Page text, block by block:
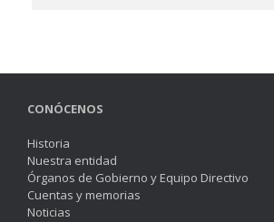
CONÓCENOS
Historia
Nuestra entidad
Órganos de Gobierno y Equipo Directivo
Cuentas y memorias
Noticias